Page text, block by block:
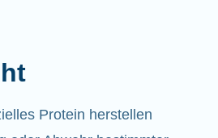
Protein herstellen